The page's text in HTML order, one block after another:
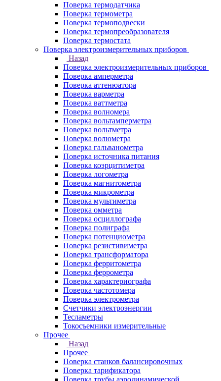
Поверка термодатчика
Поверка термометра
Поверка термоподвески
Поверка термопреобразователя
Поверка термостата
Поверка электроизмерительных приборов
Назад
Поверка электроизмерительных приборов
Поверка амперметра
Поверка аттенюатора
Поверка варметра
Поверка ваттметра
Поверка волномера
Поверка вольтамперметра
Поверка вольтметра
Поверка волюметра
Поверка гальванометра
Поверка источника питания
Поверка коэрцитиметра
Поверка логометра
Поверка магнитометра
Поверка микрометра
Поверка мультиметра
Поверка омметра
Поверка осциллографа
Поверка полиграфа
Поверка потенциометра
Поверка резистивиметра
Поверка трансформатора
Поверка ферритометра
Поверка феррометра
Поверка характериографа
Поверка частотомера
Поверка электрометра
Счетчики электроэнергии
Тесламетры
Токосъемники измерительные
Прочее
Назад
Прочее
Поверка станков балансировочных
Поверка тарификатора
Поверка трубы аэродинамической